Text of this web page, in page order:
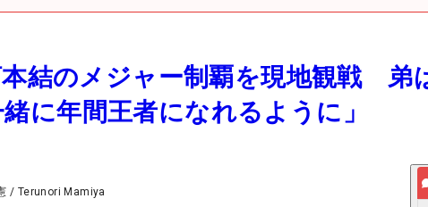
本結のメジャー制覇を現地観戦 弟
に年間王者になれるように」
/ Terunori Mamiya